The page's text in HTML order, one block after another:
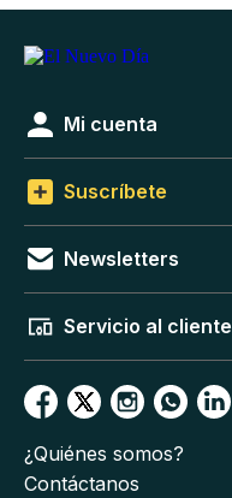
Mi cuenta
Suscríbete
Newsletters
Servicio al cliente
¿Quiénes somos?
Contáctanos